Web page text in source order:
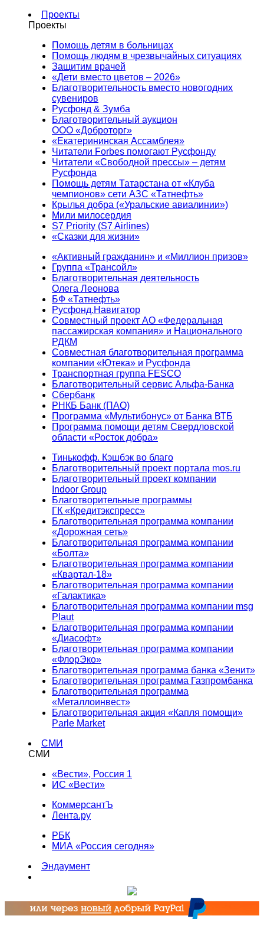
Проекты
Проекты
Помощь детям в больницах
Помощь людям в чрезвычайных ситуациях
Защитим врачей
«Дети вместо цветов – 2026»
Благотворительность вместо новогодних
сувениров
Русфонд & Зумба
Благотворительный аукцион
ООО «Доброторг»
«Екатерининская Ассамблея»
Читатели Forbes помогают Русфонду
Читатели «Свободной прессы» – детям
Русфонда
Помощь детям Татарстана от «Клуба
чемпионов» сети АЗС «Татнефть»
Крылья добра («Уральские авиалинии»)
Мили милосердия
S7 Priority (S7 Airlines)
«Сказки для жизни»
«Активный гражданин» и «Миллион призов»
Группа «Трансойл»
Благотворительная деятельность
Олега Леонова
БФ «Татнефть»
Русфонд.Навигатор
Совместный проект АО «Федеральная
пассажирская компания» и Национального
РДКМ
Совместная благотворительная программа
компании «Ютека» и Русфонда
Транспортная группа FESCO
Благотворительный сервис Альфа-Банка
Сбербанк
РНКБ Банк (ПАО)
Программа «Мультибонус» от Банка ВТБ
Программа помощи детям Свердловской
области «Росток добра»
Тинькофф. Кэшбэк во благо
Благотворительный проект портала mos.ru
Благотворительный проект компании
Indoor Group
Благотворительные программы
ГК «Кредитэкспресс»
Благотворительная программа компании
«Дорожная сеть»
Благотворительная программа компании
«Болта»
Благотворительная программа компании
«Квартал-18»
Благотворительная программа компании
«Галактика»
Благотворительная программа компании msg
Plaut
Благотворительная программа компании
«Диасофт»
Благотворительная программа компании
«ФлорЭко»
Благотворительная программа банка «Зенит»
Благотворительная программа Газпромбанка
Благотворительная программа
«Металлоинвест»
Благотворительная акция «Капля помощи»
Parle Market
СМИ
СМИ
«Вести», Россия 1
ИС «Вести»
КоммерсантЪ
Лента.ру
РБК
МИА «Россия сегодня»
Эндаумент